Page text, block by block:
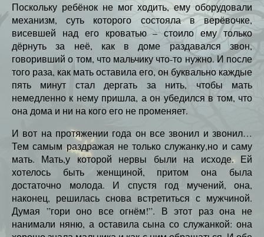
Поскольку ребёнок не мог ходить, ему оборудовали
механизм, суть которого состояла в верёвочке,
висевшей над его кроватью – стоило ему только
дёрнуть за неё, как в доме раздавался звон,
говоривший о том, что мальчику что-то нужно. И после
того раза, как мать оставила его, он буквально каждые
пять минут стал дергать за нить, чтобы мать
немедленно к нему пришла, а он убедился в том, что
она дома и ни на кого его не променяет.
И вот на протяжении года он все звонил и звонил…
Тем самым раздражая не только служанку,но и саму
мать. Мать,у которой нервы были на исходе. Ей
хотелось быть женщиной, притом она была
достаточно молода. И спустя год мучений, она,
наконец, решилась снова встретиться с мужчиной.
Думая ”гори оно все огнём!”. В этот раз она не
нанимали няню, а оставила сына со служанкой: она